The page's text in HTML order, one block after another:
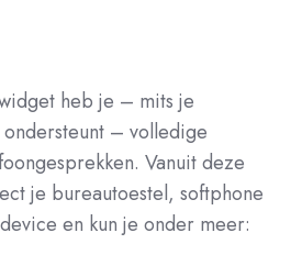
heb je – mits je
– volledige
Vanuit deze
je bureautoestel, softphone
en kun je onder meer: